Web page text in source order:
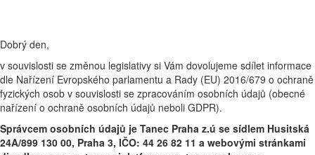
Dobrý den,
v souvislosti se změnou legislativy si Vám dovolujeme sdílet informace
dle Nařízení Evropského parlamentu a Rady (EU) 2016/679 o ochraně
fyzických osob v souvislosti se zpracováním osobních údajů (obecné
nařízení o ochraně osobních údajů neboli GDPR).
Správcem osobních údajů je Tanec Praha z.ú se sídlem Husitská
24A/899 130 00, Praha 3, IČO: 44 26 82 11 a webovými stránkami